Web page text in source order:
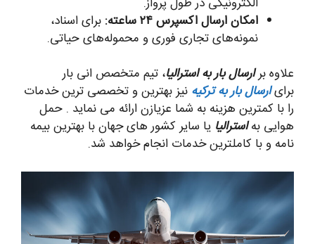
امکان ارسال اکسپرس ۲۴ ساعته:
برای اسناد،
نمونه‌های تجاری فوری و محموله‌های حیاتی.
علاوه برارسال بار به استرالیا، تیم متخصص انی بار
برایارسال بار به ترکیه نیز بهترین و تخصصی ترین خدمات
را با کمترین هزینه به شما عزیازن ارائه می نماید . حمل
هوایی بهاسترالیا یا سایر کشور های جهان با بهترین بیمه
نامه و با کاملترین خدمات انجام خواهد شد.